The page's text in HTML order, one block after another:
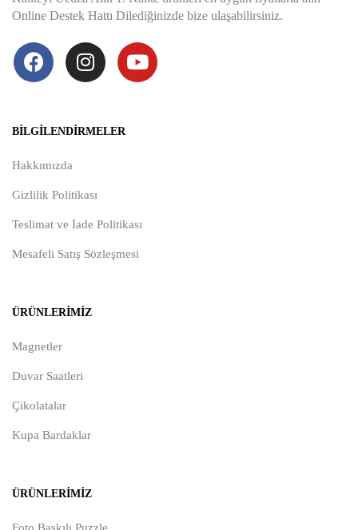
Online Destek Hattı Dilediğinizde bize ulaşabilirsiniz.
BILGILENDIRMELER
Hakkımızda
Gizlilik Politikası
Teslimat ve İade Politikası
Mesafeli Satış Sözleşmesi
ÜRÜNLERIMIZ
Magnetler
Duvar Saatleri
Çikolatalar
Kupa Bardaklar
ÜRÜNLERIMIZ
Foto Baskılı Puzzle